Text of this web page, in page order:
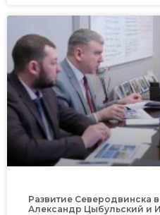
Развитие Северодвинска
Александр Цыбульский и